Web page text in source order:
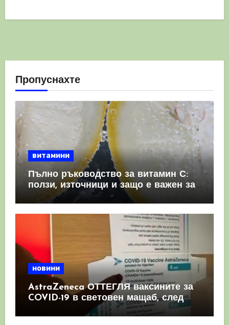
Пропуснахте
витамини
Пълно ръководство за витамин С:
ползи, източници и защо е важен за
имунната система
новини
AstraZeneca ОТТЕГЛЯ ваксините за
COVID-19 в световен мащаб, след
като призна, че те причиняват
КРЪВНИ съсиреци